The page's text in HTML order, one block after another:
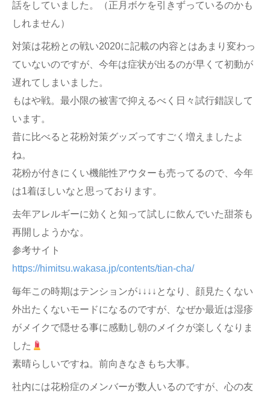
話をしていました。（正月ボケを引きずっているのかも
しれません）
対策は花粉との戦い2020に記載の内容とはあまり変わっ
ていないのですが、今年は症状が出るのが早くて初動が
遅れてしまいました。
もはや戦。最小限の被害で抑えるべく日々試行錯誤して
います。
昔に比べると花粉対策グッズってすごく増えましたよ
ね。
花粉が付きにくい機能性アウターも売ってるので、今年
は1着ほしいなと思っております。
去年アレルギーに効くと知って試しに飲んでいた甜茶も
再開しようかな。
参考サイト
https://himitsu.wakasa.jp/contents/tian-cha/
毎年この時期はテンションが↓↓↓↓となり、顔見たくない
外出たくないモードになるのですが、なぜか最近は湿疹
がメイクで隠せる事に感動し朝のメイクが楽しくなりま
した
素晴らしいですね。前向きなきもち大事。
社内には花粉症のメンバーが数人いるのですが、心の友